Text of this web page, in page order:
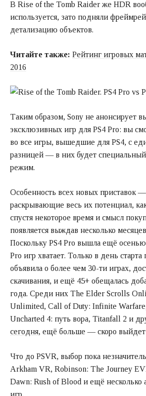
В Rise of the Tomb Raider же HDR
используется, зато подняли
детализацию объектов.
Читайте также: Рейтинг игровых
2016
Таким образом, Sony не анонсирует
эксклюзивных игр для PS4 Pro: вы
во все игры, вышедшие для PS4, с
разницей — в них будет
режим.
Особенность всех новых приставок
раскрывающие весь их потенциал,
спустя некоторое время и смысл
появляется выждав несколько
Поскольку PS4 Pro вышла ещё
Pro игр хватает. Только в день
объявила о более чем 30-ти играх,
скачивания, и ещё 45+ обещалась
года. Среди них The Elder Scrolls
Unlimited, Call of Duty: Infinite
Uncharted 4: путь вора, Titanfall 2 и
сегодня, ещё больше — скоро
Что до PSVR, выбор пока
Arkham VR, Robinson: The Journey
Dawn: Rush of Blood и ещё несколько
игр.